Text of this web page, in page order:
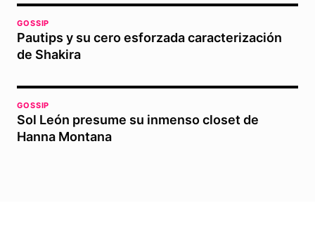
GOSSIP
Pautips y su cero esforzada caracterización
de Shakira
GOSSIP
Sol León presume su inmenso closet de
Hanna Montana